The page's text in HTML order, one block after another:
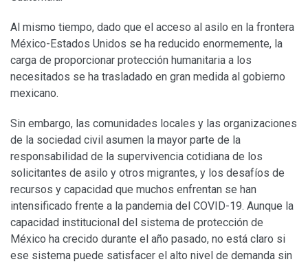
Al mismo tiempo, dado que el acceso al asilo en la frontera
México-Estados Unidos se ha reducido enormemente, la
carga de proporcionar protección humanitaria a los
necesitados se ha trasladado en gran medida al gobierno
mexicano.
Sin embargo, las comunidades locales y las organizaciones
de la sociedad civil asumen la mayor parte de la
responsabilidad de la supervivencia cotidiana de los
solicitantes de asilo y otros migrantes, y los desafíos de
recursos y capacidad que muchos enfrentan se han
intensificado frente a la pandemia del COVID-19. Aunque la
capacidad institucional del sistema de protección de
México ha crecido durante el año pasado, no está claro si
ese sistema puede satisfacer el alto nivel de demanda sin